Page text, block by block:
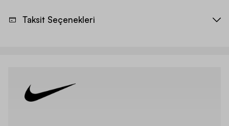
Taksit Seçenekleri